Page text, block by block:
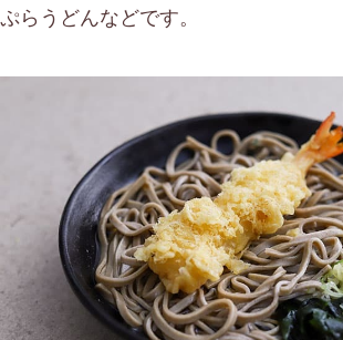
ぷらうどんなどです。